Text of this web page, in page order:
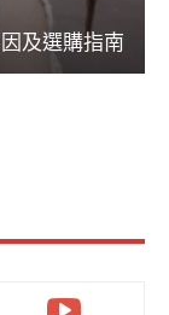
及選購指南